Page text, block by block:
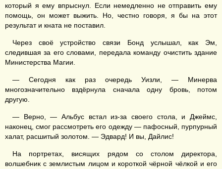
который я ему впрыснул. Если немедленно не отправить ему
помощь, он может выжить. Но, честно говоря, я бы на этот
результат и кната не поставил.
Через своё устройство связи Бонд услышал, как Эм,
следившая за его словами, передала команду очистить здание
Министерства Магии.
— Сегодня как раз очередь Уизли, — Минерва
многозначительно вздёрнула сначала одну бровь, потом
другую.
— Верно, — Альбус встал из-за своего стола, и Джеймс,
наконец, смог рассмотреть его одежду — пафосный, пурпурный
халат, расшитый золотом. — Эдвард! И вы, Дайлис!
На портретах, висящих рядом со столом директора,
волшебник с землистым лицом и короткой чёрной чёлкой и его